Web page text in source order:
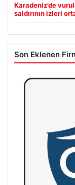
Karadeniz’de
saldırının izleri
Son Eklenen